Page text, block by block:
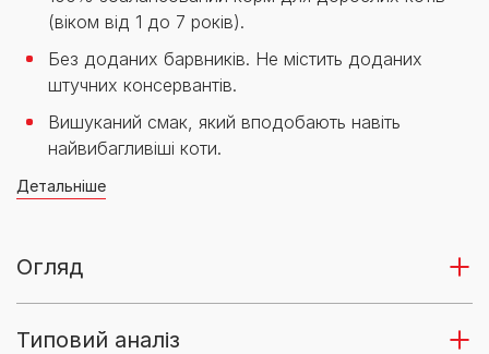
(віком від 1 до 7 років).
Без доданих барвників. Не містить доданих
штучних консервантів.
Вишуканий смак, який вподобають навіть
найвибагливіші коти.
Детальніше
Огляд
Типовий аналіз